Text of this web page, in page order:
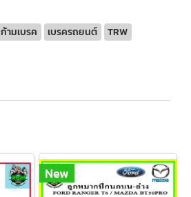
ก้ามเบรค เบรครถยนต์
TRW
New